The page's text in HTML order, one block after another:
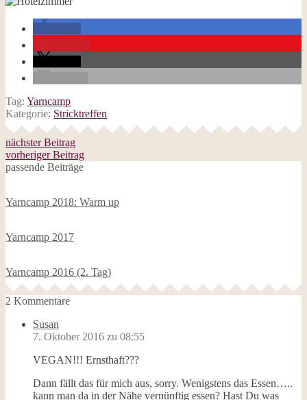
Tag: Yarncamp
Kategorie: Stricktreffen
nächster Beitrag
vorheriger Beitrag
passende Beiträge
Yarncamp 2018: Warm up
Yarncamp 2017
Yarncamp 2016 (2. Tag)
2 Kommentare
Susan
7. Oktober 2016 zu 08:55
VEGAN!!! Ernsthaft???
Dann fällt das für mich aus, sorry. Wenigstens das Essen…..
kann man da in der Nähe vernünftig essen? Hast Du was